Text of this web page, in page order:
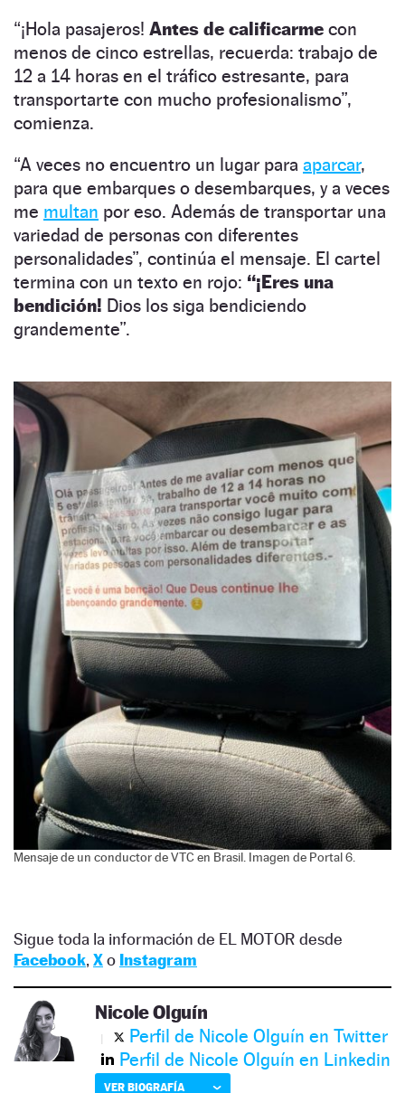
“¡Hola pasajeros! Antes de calificarme con
menos de cinco estrellas, recuerda: trabajo de
12 a 14 horas en el tráfico estresante, para
transportarte con mucho profesionalismo”,
comienza.
“A veces no encuentro un lugar para aparcar,
para que embarques o desembarques, y a veces
me multan por eso. Además de transportar una
variedad de personas con diferentes
personalidades”, continúa el mensaje. El cartel
termina con un texto en rojo: “¡Eres una
bendición! Dios los siga bendiciendo
grandemente”.
Mensaje de un conductor de VTC en Brasil. Imagen de Portal 6.
Sigue toda la información de EL MOTOR desde
Facebook, Xo Instagram
Nicole Olguín
Perfil de Nicole Olguín en Twitter
Perfil de Nicole Olguín en Linkedin
VER BIOGRAFÍA